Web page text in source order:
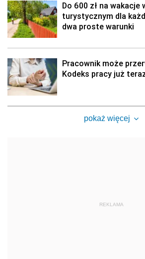
Do 600 zł na wakacje
turystycznym dla
dwa proste warunki
Pracownik może
Kodeks pracy już
pokaż więcej
REKLAMA